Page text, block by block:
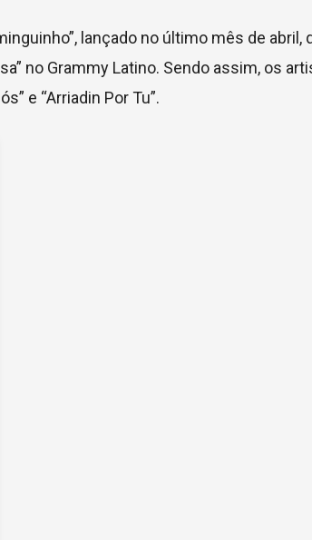
lançado no último mês de abril,
no Grammy Latino. Sendo assim, os
e “Arriadin Por Tu”.